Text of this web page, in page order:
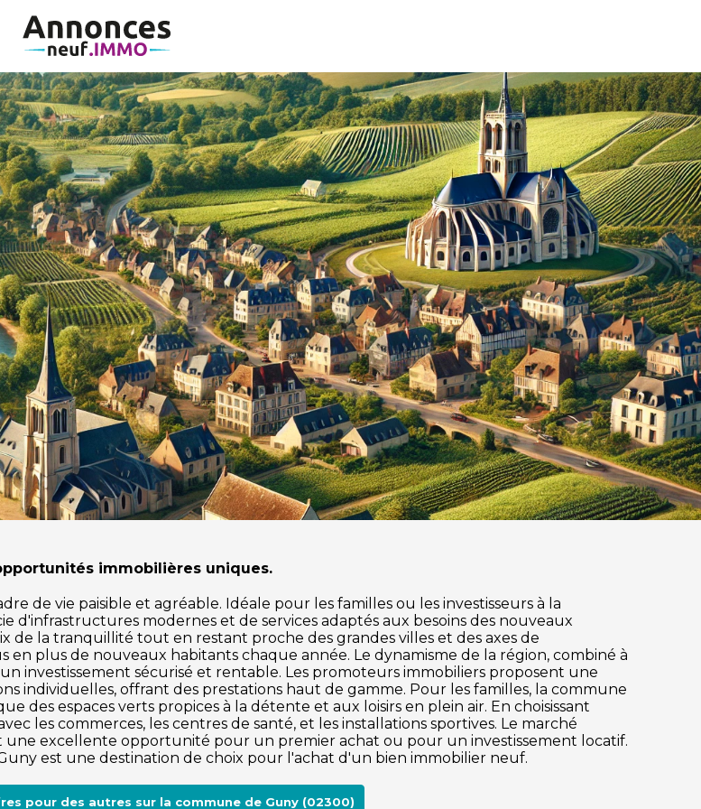
immobilières uniques.
de vie paisible et agréable. Idéale pour les familles ou les investisseurs à la
modernes et de services adaptés aux besoins des nouveaux
de la tranquillité tout en restant proche des grandes villes et des axes de
plus de nouveaux habitants chaque année. Le dynamisme de la région, combiné à
investissement sécurisé et rentable. Les promoteurs immobiliers proposent une
individuelles, offrant des prestations haut de gamme. Pour les familles, la commune
des espaces verts propices à la détente et aux loisirs en plein air. En choisissant
les commerces, les centres de santé, et les installations sportives. Le marché
excellente opportunité pour un premier achat ou pour un investissement locatif.
est une destination de choix pour l'achat d'un bien immobilier neuf.
pour des autres sur la commune de Guny (02300)